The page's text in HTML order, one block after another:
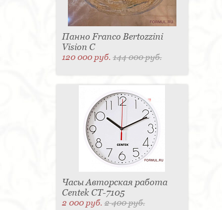
Панно Franco Bertozzini
Vision С
120 000 руб.144 000 руб.
Часы Авторская работа
Centek CT-7105
2 000 руб.2 400 руб.